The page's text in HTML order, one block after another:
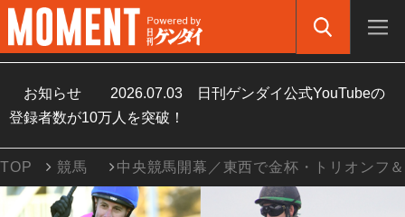
お知らせ 2026.07.03
日刊ゲンダイ公式YouTubeの
登録者数が10万人を突破！
TOP 競馬 中央競馬開幕／東西で金杯・トリオンフ